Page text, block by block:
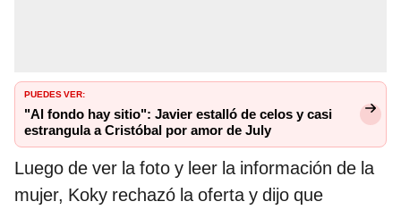
PUEDES VER:
"Al fondo hay sitio": Javier estalló de celos y casi
estrangula a Cristóbal por amor de July
Luego de ver la foto y leer la información de la
mujer, Koky rechazó la oferta y dijo que